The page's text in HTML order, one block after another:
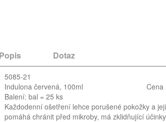
Popis Dotaz
5085-21
Indulona červená, 100ml
Balení: bal = 25 ks
Cena
Každodenní ošetření lehce porušené pokožky a
pomáhá chránit před mikroby, má zklidňující